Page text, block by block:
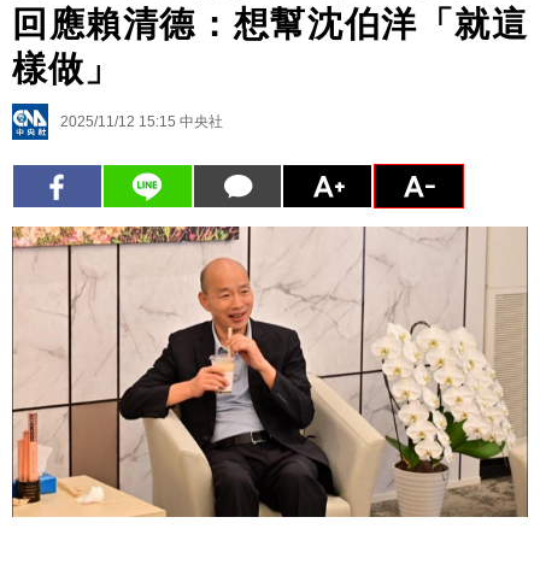
回應賴清德：想幫沈伯洋「就這
樣做」
2025/11/12 15:15 中央社